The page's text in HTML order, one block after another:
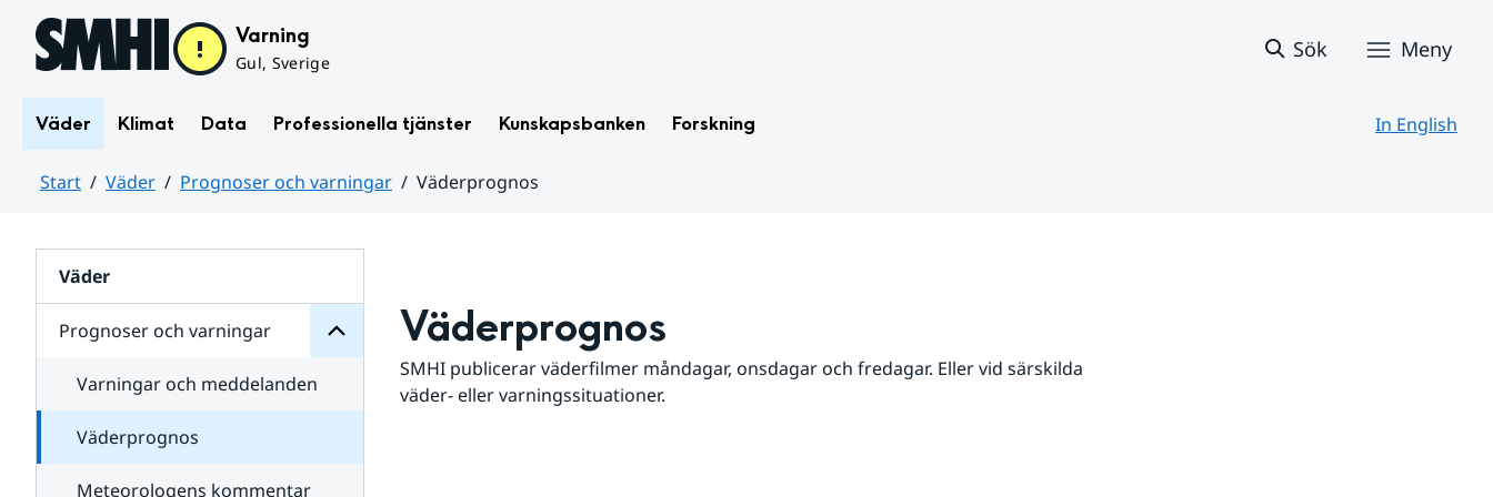
Hoppa till sidans innehåll Varning
Gul, Sverige
Sök Meny
Väder Klimat Data Professionella tjänster Kunskapsbanken Forskning In English
Start Väder Prognoser och varningar
Väderprognos
Väder
Prognoser och varningar
för
varningar
Varningar och meddelanden
Väderprognos
Meteorologens kommentar
Väderprognos
SMHI publicerar väderfilmer måndagar, onsdagar och fredagar. Eller vid särskilda
väder- eller varningssituationer.